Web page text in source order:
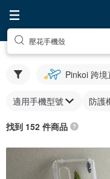
壓花手機殼
Pinkoi 跨境
適用手機型號 防護
找到 152 件商品